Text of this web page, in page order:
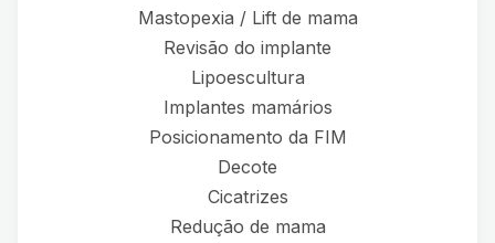
Mastopexia / Lift de mama
Revisão do implante
Lipoescultura
Implantes mamários
Posicionamento da FIM
Decote
Cicatrizes
Redução de mama